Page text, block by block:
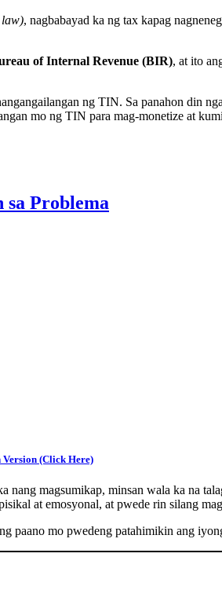
law), nagbabayad ka ng tax kapag
of Internal Revenue (BIR), at ito
ng TIN. Sa panahon din
mo ng TIN para mag-monetize at
sa Problema
Version (Click Here)
magsumikap, minsan wala ka na
at emosyonal, at pwede rin silang
paano mo pwedeng patahimikin ang